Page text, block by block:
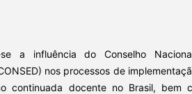
se a influência do Conselho
nos processos de
continuada docente no Brasil, bem